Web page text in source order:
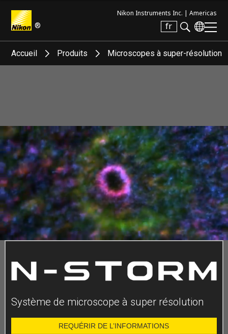
®
Nikon Instruments Inc. | Americas
fr
Search keyword(s)
Accueil Produits Microscopes à super-résolution
Système de microscope à super résolution
REQUÉRIR DE L’INFORMATIONS